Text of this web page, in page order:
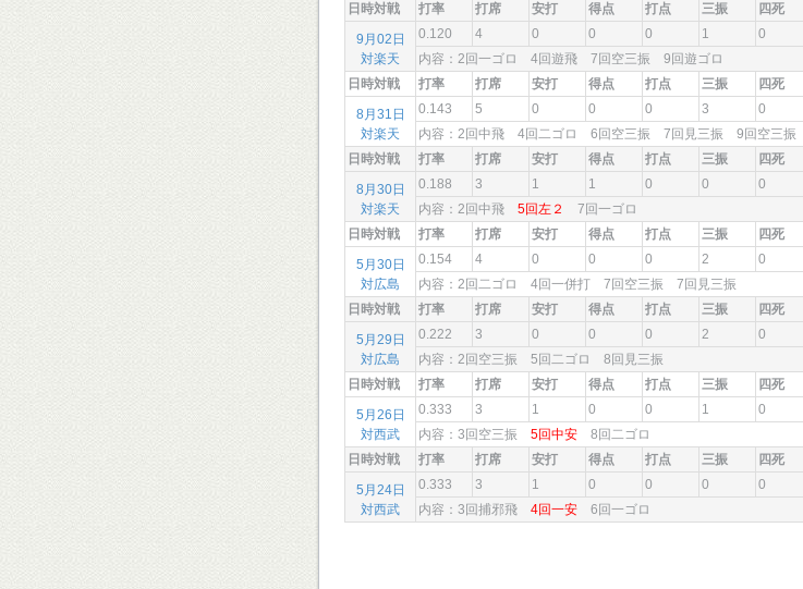
日時対戦
打率 打席 安打 得点 打点 三振 四死
9月02日
対楽天
0.120 4 0 0 0 1 0
内容：2回一ゴロ 4回遊飛 7回空三振 9回遊ゴロ
日時対戦
打率 打席 安打 得点 打点 三振 四死
8月31日
対楽天
0.143 5 0 0 0 3 0
内容：2回中飛 4回二ゴロ 6回空三振 7回見三振 9回空三振
日時対戦
打率 打席 安打 得点 打点 三振 四死
8月30日
対楽天
0.188 3 1 1 0 0 0
内容：2回中飛 5回左２ 7回一ゴロ
日時対戦
打率 打席 安打 得点 打点 三振 四死
5月30日
対広島
0.154 4 0 0 0 2 0
内容：2回二ゴロ 4回一併打 7回空三振 7回見三振
日時対戦
打率 打席 安打 得点 打点 三振 四死
5月29日
対広島
0.222 3 0 0 0 2 0
内容：2回空三振 5回二ゴロ 8回見三振
日時対戦
打率 打席 安打 得点 打点 三振 四死
5月26日
対西武
0.333 3 1 0 0 1 0
内容：3回空三振 5回中安 8回二ゴロ
日時対戦
打率 打席 安打 得点 打点 三振 四死
5月24日
対西武
0.333 3 1 0 0 0 0
内容：3回捕邪飛 4回一安 6回一ゴロ